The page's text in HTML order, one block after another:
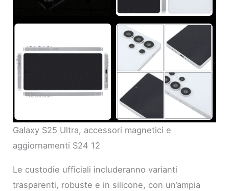
Galaxy S25 Ultra, accessori magnetici e
aggiornamenti S24 12
Le custodie ufficiali includeranno varianti
trasparenti, robuste e in silicone, con un’ampia